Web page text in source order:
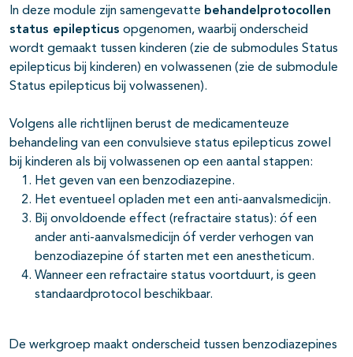
In deze module zijn samengevatte behandelprotocollen
status epilepticus opgenomen, waarbij onderscheid
wordt gemaakt tussen kinderen (zie de submodules Status
epilepticus bij kinderen) en volwassenen (zie de submodule
Status epilepticus bij volwassenen).
Volgens alle richtlijnen berust de medicamenteuze
behandeling van een convulsieve status epilepticus zowel
bij kinderen als bij volwassenen op een aantal stappen:
Het geven van een benzodiazepine.
Het eventueel opladen met een anti-aanvalsmedicijn.
Bij onvoldoende effect (refractaire status): óf een
ander anti-aanvalsmedicijn óf verder verhogen van
benzodiazepine óf starten met een anestheticum.
Wanneer een refractaire status voortduurt, is geen
standaardprotocol beschikbaar.
De werkgroep maakt onderscheid tussen benzodiazepines